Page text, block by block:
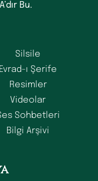
Bu.
Silsile
Evrad-ı Şerife
Resimler
Videolar
Sohbetleri
Bilgi Arşivi